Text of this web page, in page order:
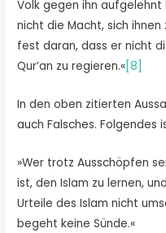
Volk gegen ihn
nicht die Macht, sich
fest daran, dass er nicht
Qur’an zu regieren.« [8]
In den oben zitierten
auch Falsches. Folgendes
»Wer trotz Ausschöpfen
ist, den Islam zu lernen,
Urteile des Islam nicht
begeht keine Sünde.«